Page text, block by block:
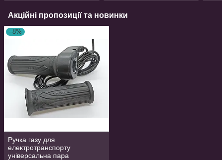
Акційні пропозиції та новинки
–8%
Ручка газу для
електротранспорту
універсальна пара